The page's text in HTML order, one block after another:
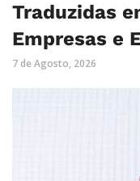
Traduzidas
Empresas e
7 de Agosto, 2026